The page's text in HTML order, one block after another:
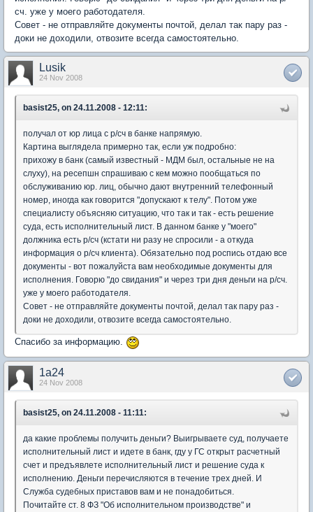
сч. уже у моего работодателя.
Совет - не отправляйте документы почтой, делал так пару раз -
доки не доходили, отвозите всегда самостоятельно.
Lusik
24 Nov 2008
basist25, on 24.11.2008 - 12:11:
получал от юр лица с р/сч в банке напрямую.
Картина выглядела примерно так, если уж подробно:
прихожу в банк (самый известный - МДМ был, остальные не на
слуху), на ресепшн спрашиваю с кем можно пообщаться по
обслуживанию юр. лиц, обычно дают внутренний телефонный
номер, иногда как говорится "допускают к телу". Потом уже
специалисту объясняю ситуацию, что так и так - есть решение
суда, есть исполнительный лист. В данном банке у "моего"
должника есть р/сч (кстати ни разу не спросили - а откуда
информация о р/сч клиента). Обязательно под роспись отдаю все
документы - вот пожалуйста вам необходимые документы для
исполнения. Говорю "до свидания" и через три дня деньги на р/сч.
уже у моего работодателя.
Совет - не отправляйте документы почтой, делал так пару раз -
доки не доходили, отвозите всегда самостоятельно.
Спасибо за информацию.
1a24
24 Nov 2008
basist25, on 24.11.2008 - 11:11:
да какие проблемы получить деньги? Выигрываете суд, получаете
исполнительный лист и идете в банк, гду у ГС открыт расчетный
счет и предъявлете исполнительный лист и решение суда к
исполнению. Деньги перечисляются в течение трех дней. И
Служба судебных приставов вам и не понадобиться.
Почитайте ст. 8 ФЗ "Об исполнительном производстве" и